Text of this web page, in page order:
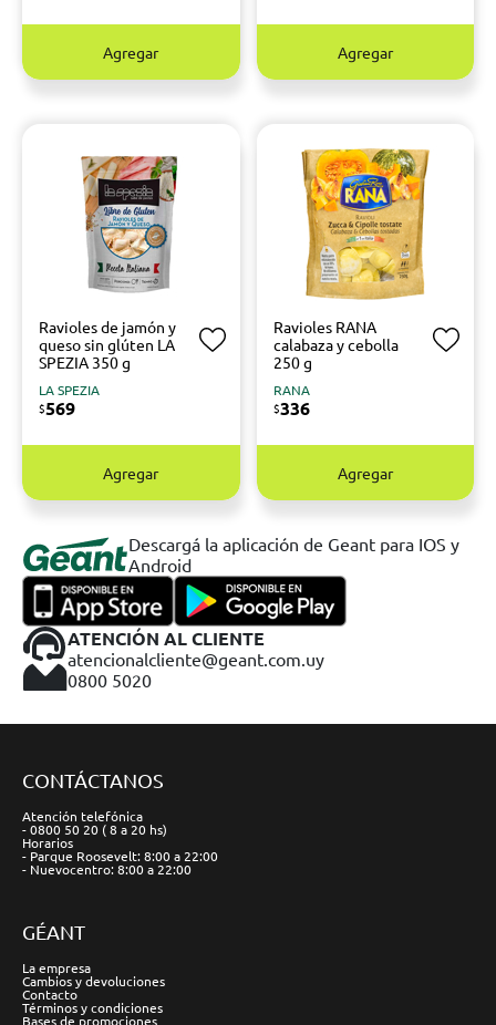
Agregar Agregar
Ravioles de jamón y
queso sin glúten LA
SPEZIA 350 g
LA SPEZIA
$569
Agregar
Ravioles RANA
calabaza y cebolla
250 g
RANA
$336
Agregar
Descargá la aplicación de Geant para IOS y
Android
ATENCIÓN AL CLIENTE
atencionalcliente@geant.com.uy
0800 5020
CONTÁCTANOS
Atención telefónica
- 0800 50 20 ( 8 a 20 hs)
Horarios
- Parque Roosevelt: 8:00 a 22:00
- Nuevocentro: 8:00 a 22:00
GÉANT
La empresa
Cambios y devoluciones
Contacto
Términos y condiciones
Bases de promociones